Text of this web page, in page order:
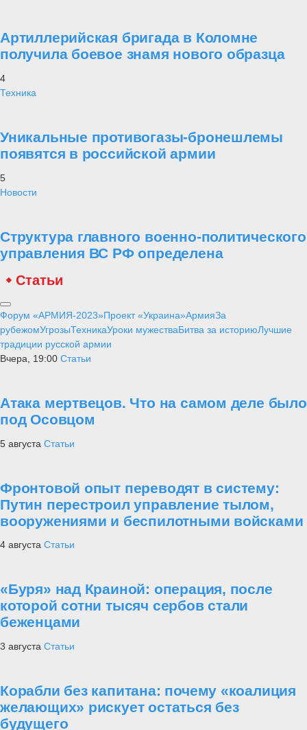
Артиллерийская бригада в Коломне
получила боевое знамя нового образца
4
Техника
Уникальные противогазы-бронешлемы
появятся в российской армии
5
Новости
Структура главного военно-политического
управления ВС РФ определена
Статьи
Форум «АРМИЯ-2023»Проект «Украина»АрмияЗа
рубежомУгрозыТехникаУроки мужестваБитва за историюЛучшие
традиции русской армии
Вчера, 19:00 Статьи
Атака мертвецов. Что на самом деле было
под Осовцом
5 августа Статьи
Фронтовой опыт переводят в систему:
Путин перестроил управление тылом,
вооружениями и беспилотными войсками
4 августа Статьи
«Буря» над Краиной: операция, после
которой сотни тысяч сербов стали
беженцами
3 августа Статьи
Корабли без капитана: почему «коалиция
желающих» рискует остаться без
будущего